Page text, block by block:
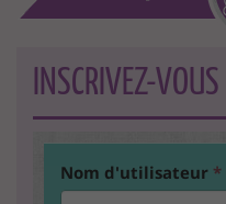
INSCRIVEZ-VOUS
Nom d'utilisateur *